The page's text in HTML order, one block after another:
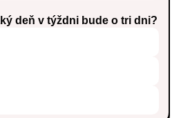
deň v týždni bude o tri dni?